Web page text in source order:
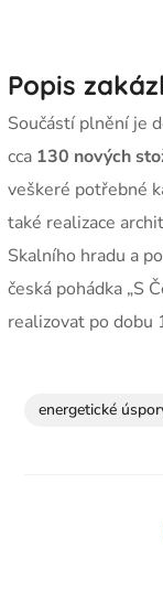
Popis
Součástí plnění je
cca 130 nových
veškeré potřebné
také realizace
Skalního hradu a
česká pohádka „S
realizovat po dobu
energetické